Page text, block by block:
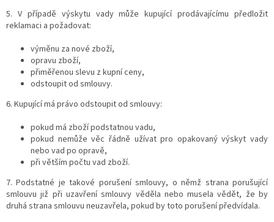
5. V případě výskytu vady může kupující prodávajícímu předložit
reklamaci a požadovat:
výměnu za nové zboží,
opravu zboží,
přiměřenou slevu z kupní ceny,
odstoupit od smlouvy.
6. Kupující má právo odstoupit od smlouvy:
pokud má zboží podstatnou vadu,
pokud nemůže věc řádně užívat pro opakovaný výskyt vady
nebo vad po opravě,
při větším počtu vad zboží.
7. Podstatné je takové porušení smlouvy, o němž strana porušující
smlouvu již při uzavření smlouvy věděla nebo musela vědět, že by
druhá strana smlouvu neuzavřela, pokud by toto porušení předvídala.